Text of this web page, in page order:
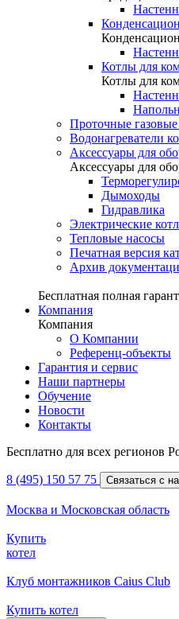
Котлы для
Котлы для
Проточные
Водонагреватели
Аксессуары для
Аксессуары для
Дымоходы
Гидравлика
Электрические
Тепловые насосы
Печатная версия
Архив
Бесплатная полная
Компания
Компания
О Компании
Референц-объекты
Гарантия и сервис
Наши партнеры
Обучение
Новости
Контакты
Бесплатно для всех регионов
8 (495) 150 57 75 Связаться с
Москва и Московская область
Купить
котел
Клуб монтажников Caius Club
Купить котел